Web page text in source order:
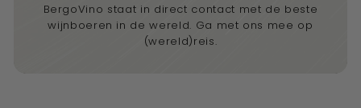
BergoVino staat in direct contact met de beste
wijnboeren in de wereld. Ga met ons mee op
(wereld)reis.